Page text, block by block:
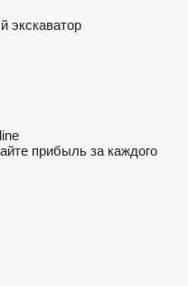
экскаватор
прибыль за каждого